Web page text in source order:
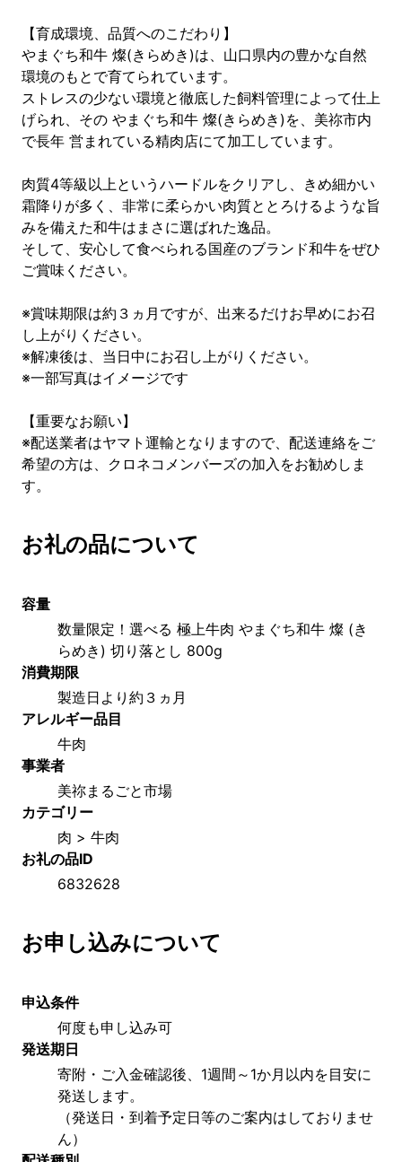
【育成環境、品質へのこだわり】
やまぐち和牛 燦(きらめき)は、山口県内の豊かな自然
環境のもとで育てられています。
ストレスの少ない環境と徹底した飼料管理によって仕上
げられ、その やまぐち和牛 燦(きらめき)を、美祢市内
で長年 営まれている精肉店にて加工しています。
肉質4等級以上というハードルをクリアし、きめ細かい
霜降りが多く、非常に柔らかい肉質ととろけるような旨
みを備えた和牛はまさに選ばれた逸品。
そして、安心して食べられる国産のブランド和牛をぜひ
ご賞味ください。
※賞味期限は約３ヵ月ですが、出来るだけお早めにお召
し上がりください。
※解凍後は、当日中にお召し上がりください。
※一部写真はイメージです
【重要なお願い】
※配送業者はヤマト運輸となりますので、配送連絡をご
希望の方は、クロネコメンバーズの加入をお勧めしま
す。
お礼の品について
容量
数量限定！選べる 極上牛肉 やまぐち和牛 燦 (き
らめき) 切り落とし 800g
消費期限
製造日より約３ヵ月
アレルギー品目
牛肉
事業者
美祢まるごと市場
カテゴリー
肉 > 牛肉
お礼の品ID
6832628
お申し込みについて
申込条件
何度も申し込み可
発送期日
寄附・ご入金確認後、1週間～1か月以内を目安に
発送します。
（発送日・到着予定日等のご案内はしておりませ
ん）